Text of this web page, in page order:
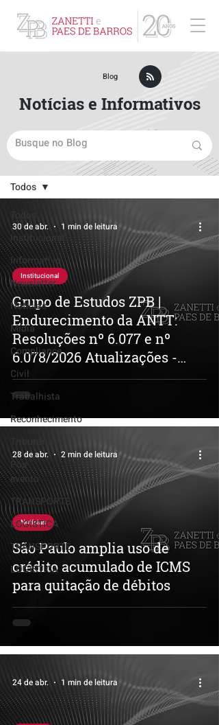
Blog
Institucional
Informativo
Newsletter
Notícias
Mídia
Compliance
Civil
Trabalhista
Reconhecimento
Pós-
evento
TRANSPORTE
LOGISTICA
TRANSPORTE
LOGISTICA
Todos
Grupo de Estudos ZPB |
Endurecimento da ANTT:
Resoluções nº 6.077 e nº
6.078/2026 Atualizações -
Relevantes para o Setor
Logístico
Institucional
30 de abr. 1 min de leitura
São Paulo amplia uso de
crédito acumulado de ICMS
para quitação de débitos
Notícias
28 de abr. 2 min de leitura
24 de abr. 1 min de leitura
Blog
Notícias e Informativos